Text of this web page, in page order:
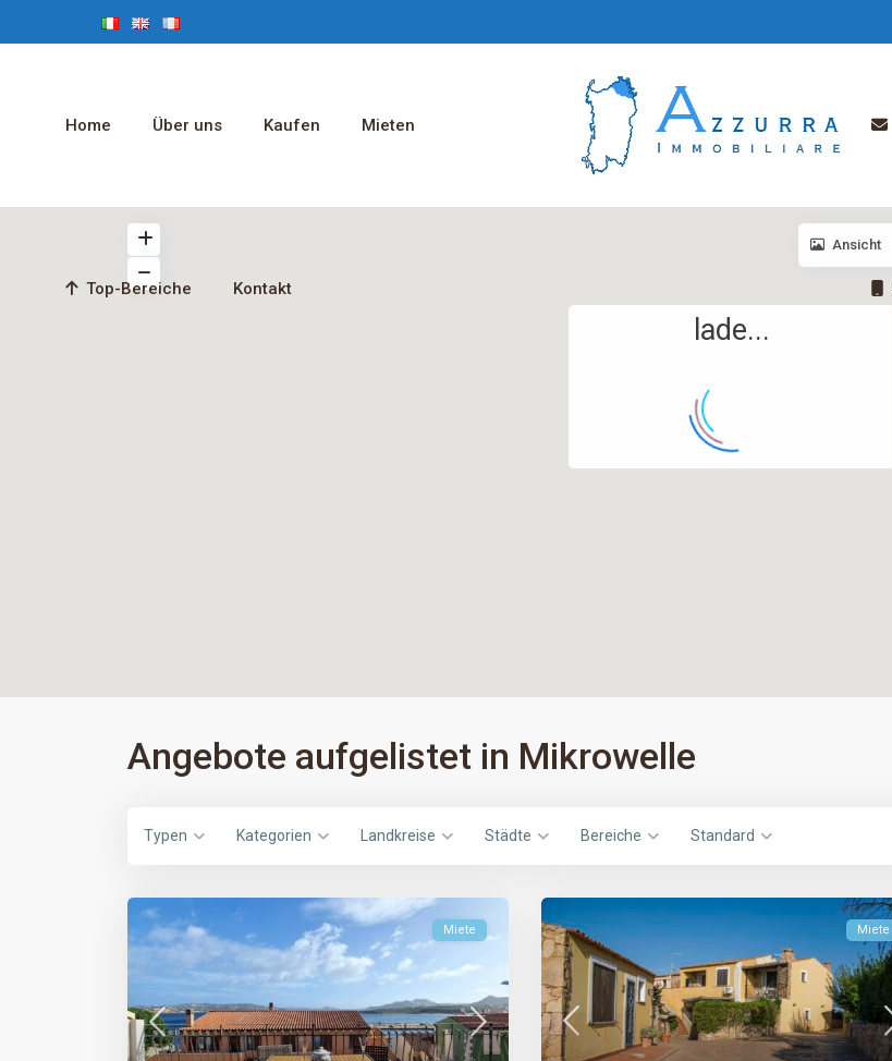
Home Über uns Kaufen Mieten
Top-Bereiche Kontakt
lade...
Ansicht
Angebote aufgelistet in Mikrowelle
Typen Kategorien Landkreise Städte Bereiche Standard
Miete Miete